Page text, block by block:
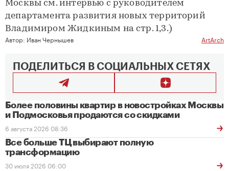
Москвы см. интервью с руководителем
департамента развития новых территорий
Владимиром Жидкиным на стр. 1,3.)
Автор: Иван Чернышев ArtArch
ПОДЕЛИТЬСЯ В СОЦИАЛЬНЫХ СЕТЯХ
Более половины квартир в новостройках Москвы
и Подмосковья продаются со скидками
6 августа 2026 08:36
Все больше ТЦ выбирают полную
трансформацию
30 июля 2026 06:00